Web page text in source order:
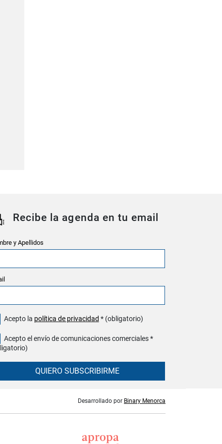
Recibe la agenda en tu email
y Apellidos
Acepto la política de privacidad * (obligatorio)
Acepto el envío de comunicaciones comerciales *
QUIERO SUBSCRIBIRME
Desarrollado por Binary Menorca